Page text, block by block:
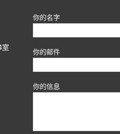
室
你的名字
你的邮件
你的信息